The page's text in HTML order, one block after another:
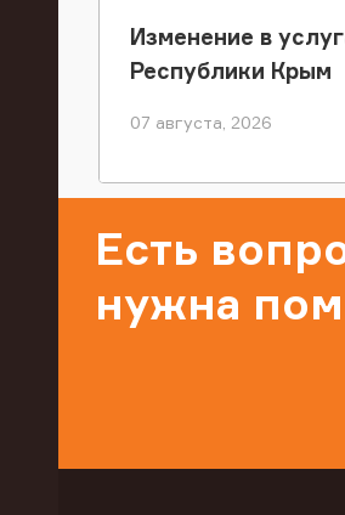
Изменение в
Республики Крым
07 августа, 2026
Есть
нужна